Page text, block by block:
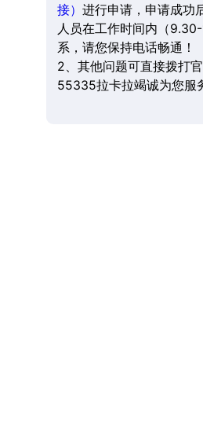
接） 进行申请，申请成功
人员在工作时间内（
系，请您保持电话畅通！
2、其他问题可直接拨打
55335拉卡拉竭诚为您服